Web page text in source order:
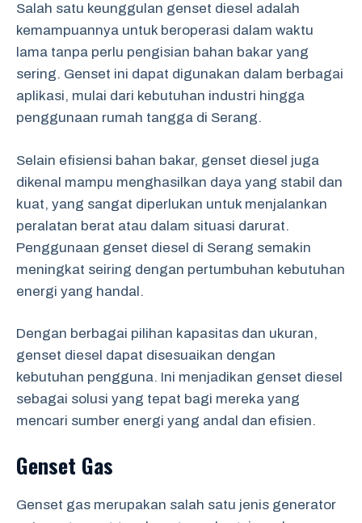
Salah satu keunggulan genset diesel adalah
kemampuannya untuk beroperasi dalam waktu
lama tanpa perlu pengisian bahan bakar yang
sering. Genset ini dapat digunakan dalam berbagai
aplikasi, mulai dari kebutuhan industri hingga
penggunaan rumah tangga di Serang.
Selain efisiensi bahan bakar, genset diesel juga
dikenal mampu menghasilkan daya yang stabil dan
kuat, yang sangat diperlukan untuk menjalankan
peralatan berat atau dalam situasi darurat.
Penggunaan genset diesel di Serang semakin
meningkat seiring dengan pertumbuhan kebutuhan
energi yang handal.
Dengan berbagai pilihan kapasitas dan ukuran,
genset diesel dapat disesuaikan dengan
kebutuhan pengguna. Ini menjadikan genset diesel
sebagai solusi yang tepat bagi mereka yang
mencari sumber energi yang andal dan efisien.
Genset Gas
Genset gas merupakan salah satu jenis generator